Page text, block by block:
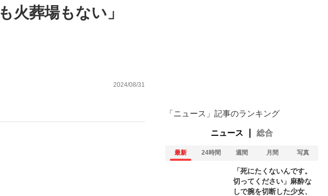
火葬場もない」
2024/08/31
「ニュース」記事のランキング
ニュース 総合
最新 24時間 週間 月間 写真
「死にたくないんです。
切ってください」麻酔な
しで腕を切断した少女、